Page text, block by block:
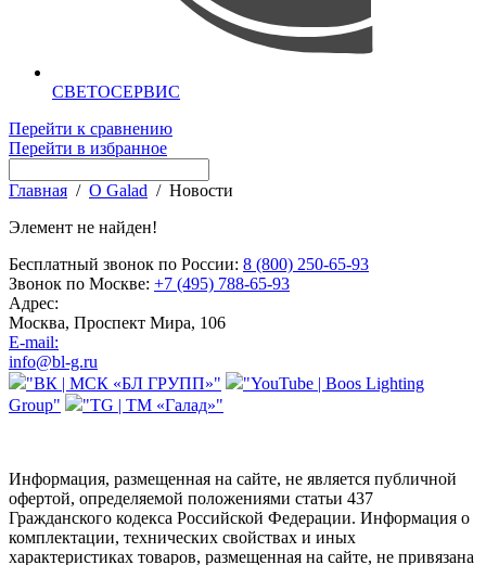
СВЕТОСЕРВИС
Перейти к сравнению
Перейти в избранное
Главная / О Galad / Новости
Элемент не найден!
Бесплатный звонок по России: 8 (800) 250-65-93
Звонок по Москве: +7 (495) 788-65-93
Адрес:
Москва, Проспект Мира, 106
E-mail:
info@bl-g.ru
"ВК | МСК «БЛ ГРУПП»"
"YouTube | Boos Lighting
Group"
"TG | ТМ «Галад»"
Информация, размещенная на сайте, не является публичной
офертой, определяемой положениями статьи 437
Гражданского кодекса Российской Федерации. Информация о
комплектации, технических свойствах и иных
характеристиках товаров, размещенная на сайте, не привязана